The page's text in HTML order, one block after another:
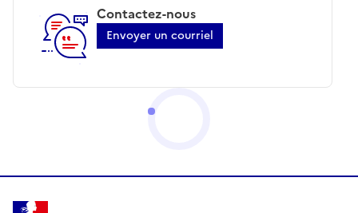
Contactez-nous
Envoyer un courriel